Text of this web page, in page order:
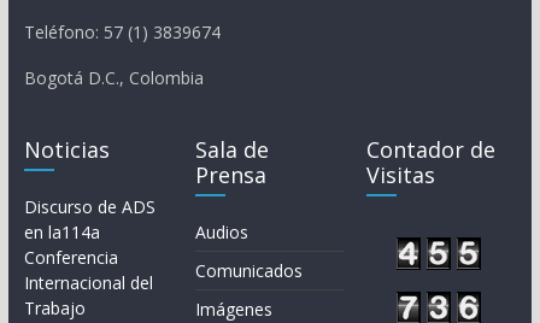
Teléfono: 57 (1) 3839674
Bogotá D.C., Colombia
Noticias
Discurso de ADS
en la114a
Conferencia
Internacional del
Trabajo
Sala de
Prensa
Audios
Comunicados
Imágenes
Contador de
Visitas